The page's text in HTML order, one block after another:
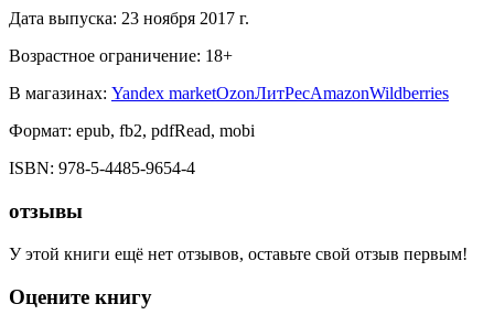
Дата выпуска: 23 ноября 2017 г.
Возрастное ограничение: 18+
В магазинах: Yandex marketOzonЛитРесAmazonWildberries
Формат: epub, fb2, pdfRead, mobi
ISBN: 978-5-4485-9654-4
отзывы
У этой книги ещё нет отзывов, оставьте свой отзыв первым!
Оцените книгу